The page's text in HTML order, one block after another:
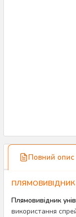
Повний опис
ПЛЯМОВИВІДНИК
Плямовивідник
використання